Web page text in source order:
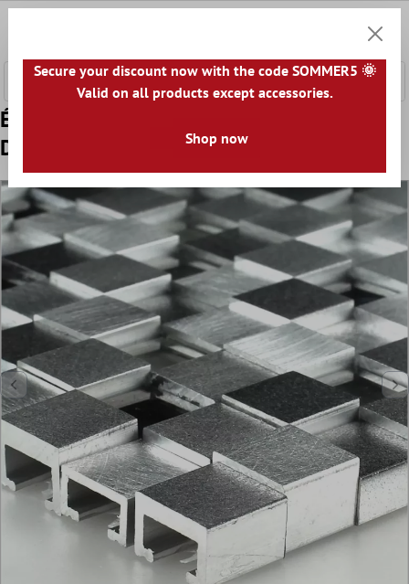
Panier
Échantillon Tuiles Design Aluminium Verre
D Mosaïque Black Mix
Secure your discount now with the code SOMMER5 🌞
Valid on all products except accessories.
Shop now